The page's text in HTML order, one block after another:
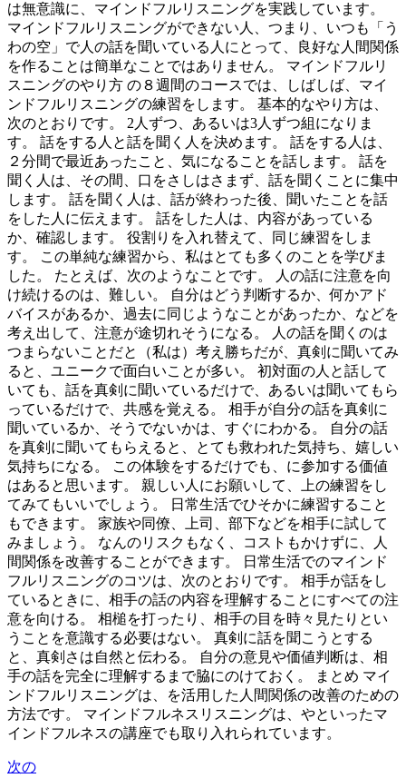
は無意識に、マインドフルリスニングを実践しています。
マインドフルリスニングができない人、つまり、いつも「う
わの空」で人の話を聞いている人にとって、良好な人間関係
を作ることは簡単なことではありません。 マインドフルリ
スニングのやり方 の８週間のコースでは、しばしば、マイ
ンドフルリスニングの練習をします。 基本的なやり方は、
次のとおりです。 2人ずつ、あるいは3人ずつ組になりま
す。 話をする人と話を聞く人を決めます。 話をする人は、
２分間で最近あったこと、気になることを話します。 話を
聞く人は、その間、口をさしはさまず、話を聞くことに集中
します。 話を聞く人は、話が終わった後、聞いたことを話
をした人に伝えます。 話をした人は、内容があっている
か、確認します。 役割りを入れ替えて、同じ練習をしま
す。 この単純な練習から、私はとても多くのことを学びま
した。 たとえば、次のようなことです。 人の話に注意を向
け続けるのは、難しい。 自分はどう判断するか、何かアド
バイスがあるか、過去に同じようなことがあったか、などを
考え出して、注意が途切れそうになる。 人の話を聞くのは
つまらないことだと（私は）考え勝ちだが、真剣に聞いてみ
ると、ユニークで面白いことが多い。 初対面の人と話して
いても、話を真剣に聞いているだけで、あるいは聞いてもら
っているだけで、共感を覚える。 相手が自分の話を真剣に
聞いているか、そうでないかは、すぐにわかる。 自分の話
を真剣に聞いてもらえると、とても救われた気持ち、嬉しい
気持ちになる。 この体験をするだけでも、に参加する価値
はあると思います。 親しい人にお願いして、上の練習をし
てみてもいいでしょう。 日常生活でひそかに練習すること
もできます。 家族や同僚、上司、部下などを相手に試して
みましょう。 なんのリスクもなく、コストもかけずに、人
間関係を改善することができます。 日常生活でのマインド
フルリスニングのコツは、次のとおりです。 相手が話をし
ているときに、相手の話の内容を理解することにすべての注
意を向ける。 相槌を打ったり、相手の目を時々見たりとい
うことを意識する必要はない。 真剣に話を聞こうとする
と、真剣さは自然と伝わる。 自分の意見や価値判断は、相
手の話を完全に理解するまで脇にのけておく。 まとめ マイ
ンドフルリスニングは、を活用した人間関係の改善のための
方法です。 マインドフルネスリスニングは、やといったマ
インドフルネスの講座でも取り入れられています。
次の